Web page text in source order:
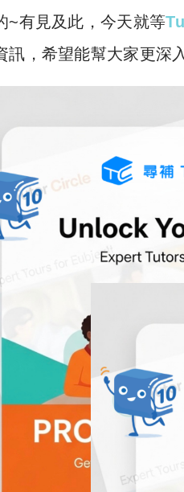
~有見及此，今天就等
訊，希望能幫大家更深